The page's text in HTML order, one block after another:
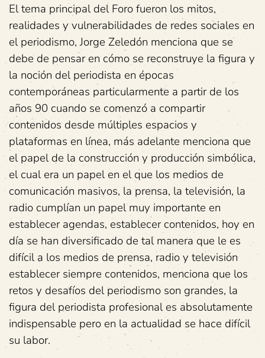
El tema principal del Foro fueron los mitos,
realidades y vulnerabilidades de redes sociales en
el periodismo, Jorge Zeledón menciona que se
debe de pensar en cómo se reconstruye la figura y
la noción del periodista en épocas
contemporáneas particularmente a partir de los
años 90 cuando se comenzó a compartir
contenidos desde múltiples espacios y
plataformas en línea, más adelante menciona que
el papel de la construcción y producción simbólica,
el cual era un papel en el que los medios de
comunicación masivos, la prensa, la televisión, la
radio cumplían un papel muy importante en
establecer agendas, establecer contenidos, hoy en
día se han diversificado de tal manera que le es
difícil a los medios de prensa, radio y televisión
establecer siempre contenidos, menciona que los
retos y desafíos del periodismo son grandes, la
figura del periodista profesional es absolutamente
indispensable pero en la actualidad se hace difícil
su labor.